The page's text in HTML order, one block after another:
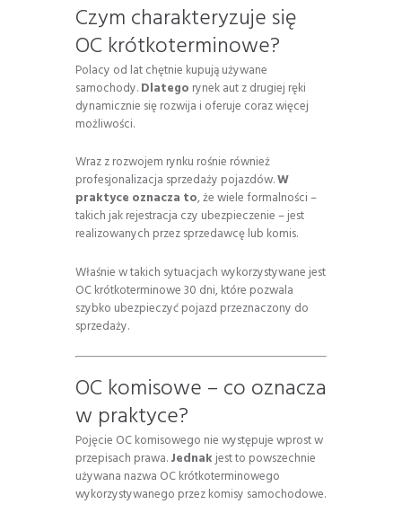
Czym charakteryzuje się
OC krótkoterminowe?
Polacy od lat chętnie kupują używane
samochody.Dlatego rynek aut z drugiej ręki
dynamicznie się rozwija i oferuje coraz więcej
możliwości.
Wraz z rozwojem rynku rośnie również
profesjonalizacja sprzedaży pojazdów.W
praktyce oznacza to, że wiele formalności –
takich jak rejestracja czy ubezpieczenie – jest
realizowanych przez sprzedawcę lub komis.
Właśnie w takich sytuacjach wykorzystywane jest
OC krótkoterminowe 30 dni, które pozwala
szybko ubezpieczyć pojazd przeznaczony do
sprzedaży.
OC komisowe – co oznacza
w praktyce?
Pojęcie OC komisowego nie występuje wprost w
przepisach prawa.Jednakjest to powszechnie
używana nazwa OC krótkoterminowego
wykorzystywanego przez komisy samochodowe.